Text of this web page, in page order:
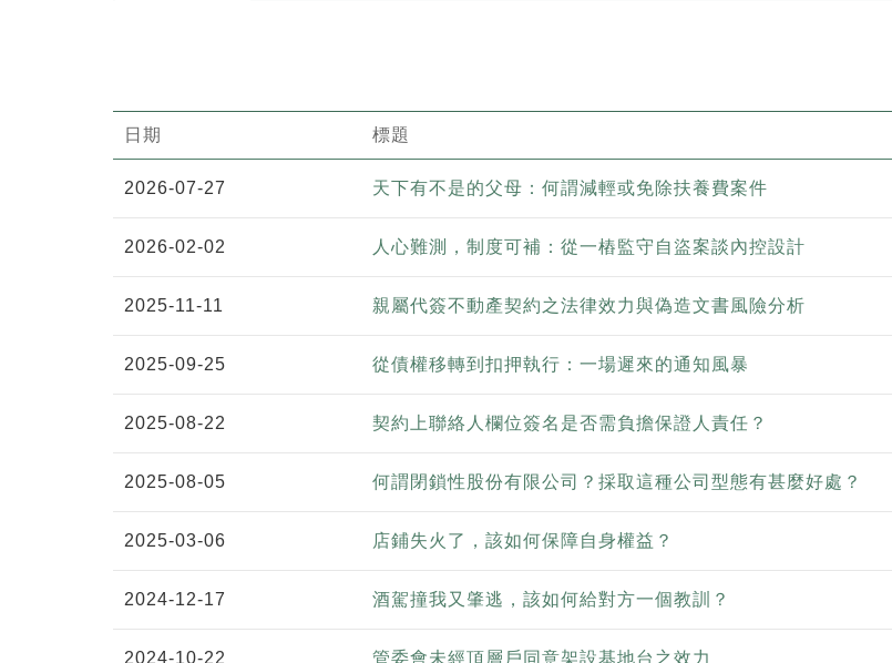
日期 標題
2026-07-27 天下有不是的父母：何謂減輕或免除扶養費案件
2026-02-02 人心難測，制度可補：從一樁監守自盜案談內控設計
2025-11-11 親屬代簽不動產契約之法律效力與偽造文書風險分析
2025-09-25 從債權移轉到扣押執行：一場遲來的通知風暴
2025-08-22 契約上聯絡人欄位簽名是否需負擔保證人責任？
2025-08-05 何謂閉鎖性股份有限公司？採取這種公司型態有甚麼好處？
2025-03-06 店鋪失火了，該如何保障自身權益？
2024-12-17 酒駕撞我又肇逃，該如何給對方一個教訓？
2024-10-22 管委會未經頂層戶同意架設基地台之效力